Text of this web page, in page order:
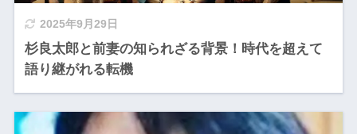
2025年9月29日
杉良太郎と前妻の知られざる背景！時代を超えて
語り継がれる転機